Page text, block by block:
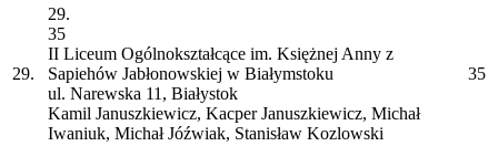
29.
29.
35
II Liceum Ogólnokształcące im. Księżnej Anny z
Sapiehów Jabłonowskiej w Białymstoku
ul. Narewska 11, Białystok
Kamil Januszkiewicz, Kacper Januszkiewicz, Michał
Iwaniuk, Michał Jóźwiak, Stanisław Kozlowski
35